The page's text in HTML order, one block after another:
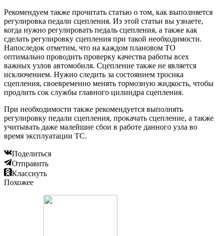
Рекомендуем также прочитать статью о том, как выполняется
регулировка педали сцепления. Из этой статьи вы узнаете,
когда нужно регулировать педаль сцепления, а также как
сделать регулировку сцепления при такой необходимости.
Напоследок отметим, что на каждом плановом ТО
оптимально проводить проверку качества работы всех
важных узлов автомобиля. Сцепление также не является
исключением. Нужно следить за состоянием тросика
сцепления, своевременно менять тормозную жидкость, чтобы
продлить сок службы главного цилиндра сцепления.
При необходимости также рекомендуется выполнять
регулировку педали сцепления, прокачать сцепление, а также
учитывать даже малейшие сбои в работе данного узла во
время эксплуатации ТС.
Поделиться
Отправить
Класснуть
Похожее